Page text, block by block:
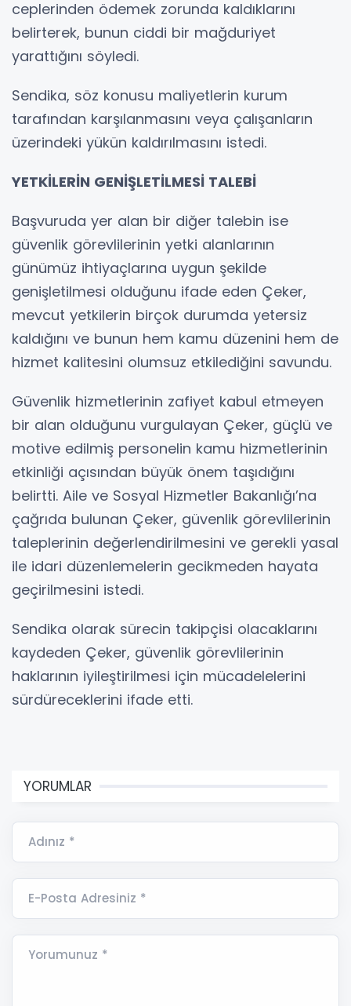
ceplerinden ödemek zorunda kaldıklarını
belirterek, bunun ciddi bir mağduriyet
yarattığını söyledi.
Sendika, söz konusu maliyetlerin kurum
tarafından karşılanmasını veya çalışanların
üzerindeki yükün kaldırılmasını istedi.
YETKİLERİN GENİŞLETİLMESİ TALEBİ
Başvuruda yer alan bir diğer talebin ise
güvenlik görevlilerinin yetki alanlarının
günümüz ihtiyaçlarına uygun şekilde
genişletilmesi olduğunu ifade eden Çeker,
mevcut yetkilerin birçok durumda yetersiz
kaldığını ve bunun hem kamu düzenini hem de
hizmet kalitesini olumsuz etkilediğini savundu.
Güvenlik hizmetlerinin zafiyet kabul etmeyen
bir alan olduğunu vurgulayan Çeker, güçlü ve
motive edilmiş personelin kamu hizmetlerinin
etkinliği açısından büyük önem taşıdığını
belirtti. Aile ve Sosyal Hizmetler Bakanlığı’na
çağrıda bulunan Çeker, güvenlik görevlilerinin
taleplerinin değerlendirilmesini ve gerekli yasal
ile idari düzenlemelerin gecikmeden hayata
geçirilmesini istedi.
Sendika olarak sürecin takipçisi olacaklarını
kaydeden Çeker, güvenlik görevlilerinin
haklarının iyileştirilmesi için mücadelelerini
sürdüreceklerini ifade etti.
YORUMLAR
Adınız *
E-Posta Adresiniz *
Yorumunuz *